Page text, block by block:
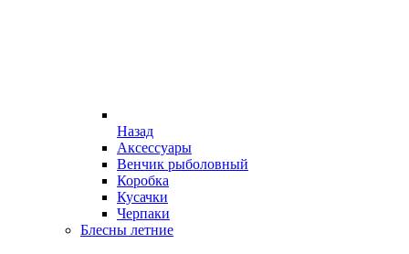
Назад
Аксессуары
Венчик рыболовный
Коробка
Кусачки
Черпаки
Блесны летние